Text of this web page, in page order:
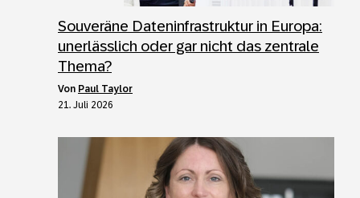
Souveräne Dateninfrastruktur in Europa:
unerlässlich oder gar nicht das zentrale
Thema?
von Paul Taylor
21. Juli 2026